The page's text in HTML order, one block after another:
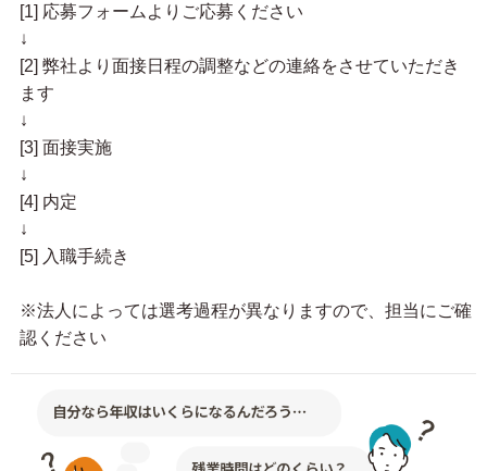
[1] 応募フォームよりご応募ください
↓
[2] 弊社より面接日程の調整などの連絡をさせていただき
ます
↓
[3] 面接実施
↓
[4] 内定
↓
[5] 入職手続き
※法人によっては選考過程が異なりますので、担当にご確
認ください